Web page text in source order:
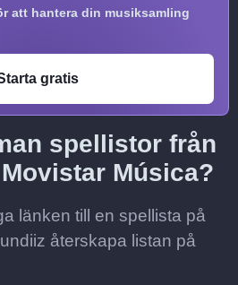
att hantera din musiksamling
gratis
spellistor från
Música?
länken till en spellista på
återskapa listan på